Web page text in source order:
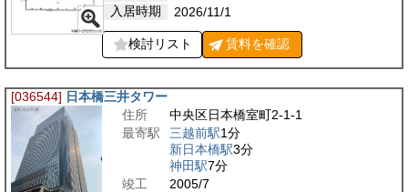
入居時期 2026/11/1
検討リスト 賃料を確認
[036544] 日本橋三井タワー
住所
中央区日本橋室町2-1-1
最寄駅
三越前駅1分
新日本橋駅3分
神田駅7分
竣工
2005/7